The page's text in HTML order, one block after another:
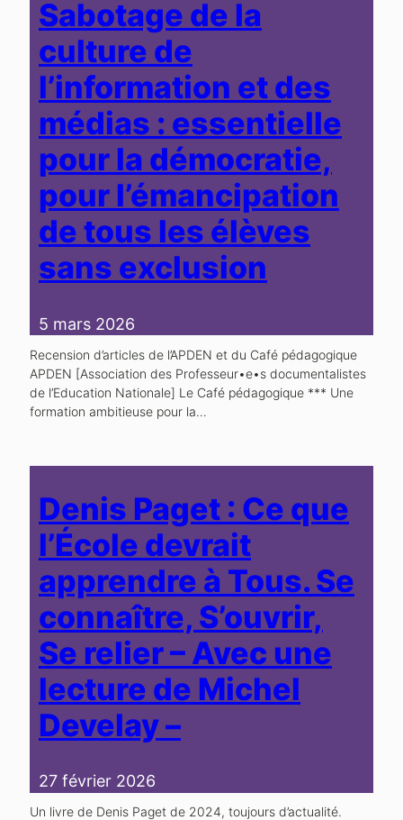
Sabotage de la
culture de
l’information et des
médias : essentielle
pour la démocratie,
pour l’émancipation
de tous les élèves
sans exclusion
5 mars 2026
Recension d’articles de l’APDEN et du Café pédagogique
APDEN [Association des Professeur•e•s documentalistes
de l’Education Nationale] Le Café pédagogique *** Une
formation ambitieuse pour la…
Denis Paget : Ce que
l’École devrait
apprendre à Tous. Se
connaître, S’ouvrir,
Se relier – Avec une
lecture de Michel
Develay –
27 février 2026
Un livre de Denis Paget de 2024, toujours d’actualité.